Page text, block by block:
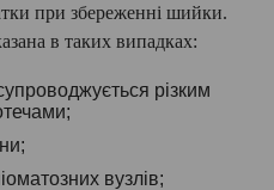
при збереженні шийки.
в таких випадках:
різким
вузлів;